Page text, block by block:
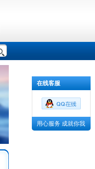
在线客服
用心服务 成就你我